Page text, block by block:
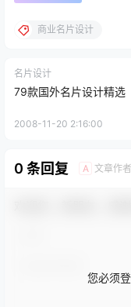
商业名片设计
名片设计
79款国外名片设计精选
2008-11-20 2:16:00
0 条回复 A 文章作者
您必须